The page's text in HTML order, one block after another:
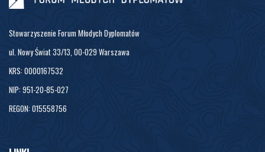
Stowarzyszenie Forum Młodych Dyplomatów
ul. Nowy Świat 33/13, 00-029 Warszawa
KRS: 0000167532
NIP: 951-20-85-027
REGON: 015558756